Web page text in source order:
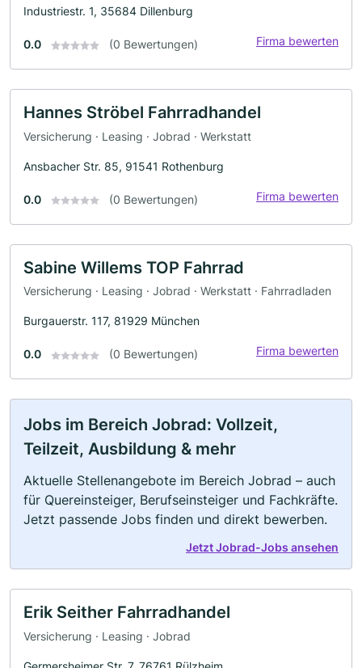
Industriestr. 1, 35684 Dillenburg
0.0 (0 Bewertungen) Firma bewerten
Hannes Ströbel Fahrradhandel
Versicherung · Leasing · Jobrad · Werkstatt
Ansbacher Str. 85, 91541 Rothenburg
0.0 (0 Bewertungen) Firma bewerten
Sabine Willems TOP Fahrrad
Versicherung · Leasing · Jobrad · Werkstatt · Fahrradladen
Burgauerstr. 117, 81929 München
0.0 (0 Bewertungen) Firma bewerten
Jobs im Bereich Jobrad: Vollzeit,
Teilzeit, Ausbildung & mehr
Aktuelle Stellenangebote im Bereich Jobrad – auch
für Quereinsteiger, Berufseinsteiger und Fachkräfte.
Jetzt passende Jobs finden und direkt bewerben.
Jetzt Jobrad-Jobs ansehen
Erik Seither Fahrradhandel
Versicherung · Leasing · Jobrad